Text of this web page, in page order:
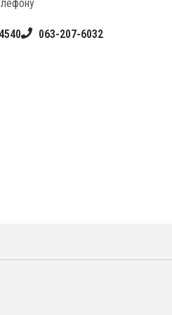
063-207-6032